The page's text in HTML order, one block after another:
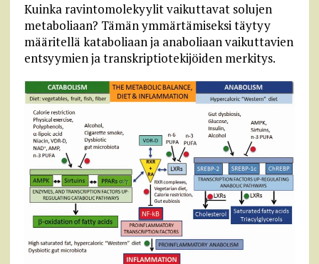
Kuinka ravintomolekyylit vaikuttavat solujen
metaboliaan? Tämän ymmärtämiseksi täytyy
määritellä kataboliaan ja anaboliaan vaikuttavien
entsyymien ja transkriptiotekijöiden merkitys.